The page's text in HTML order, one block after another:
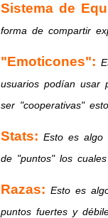
Sistema de
forma de compartir
"Emoticones":
usuarios podían usar
ser "cooperativas"
Stats: Esto es algo
de "puntos" los
Razas: Esto es
puntos fuertes y